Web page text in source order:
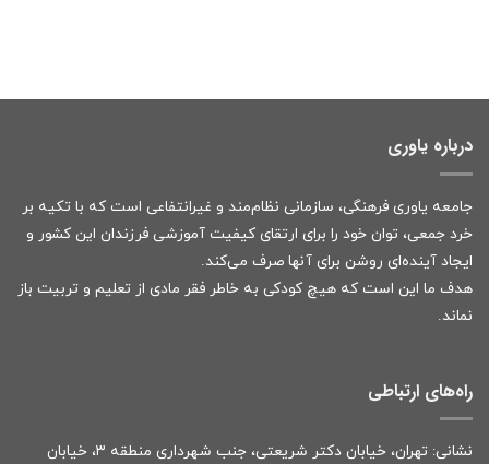
درباره یاوری
جامعه یاوری فرهنگی، سازمانی نظام‌مند و غیرانتفاعی است که با تکیه بر
خرد جمعی، توان خود را برای ارتقای کیفیت آموزشی فرزندان این کشور و
ایجاد آینده‌ای روشن برای آنها صرف می‌کند.
هدف ما این است که هیچ کودکی به خاطر فقر مادی از تعلیم و تربیت باز
نماند.
راه‌های ارتباطی
نشانی: تهران، خیابان دکتر شریعتی، جنب شهرداری منطقه ۳، خیابان